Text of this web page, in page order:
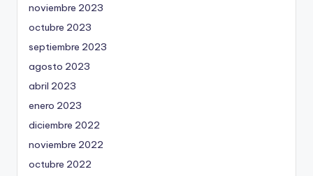
noviembre 2023
octubre 2023
septiembre 2023
agosto 2023
abril 2023
enero 2023
diciembre 2022
noviembre 2022
octubre 2022